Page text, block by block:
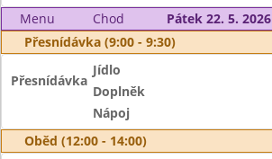
Menu
Chod
Pátek 22. 5. 2026
Přesnídávka (9:00 - 9:30)
Přesnídávka
Jídlo
Doplněk
Nápoj
Oběd (12:00 - 14:00)